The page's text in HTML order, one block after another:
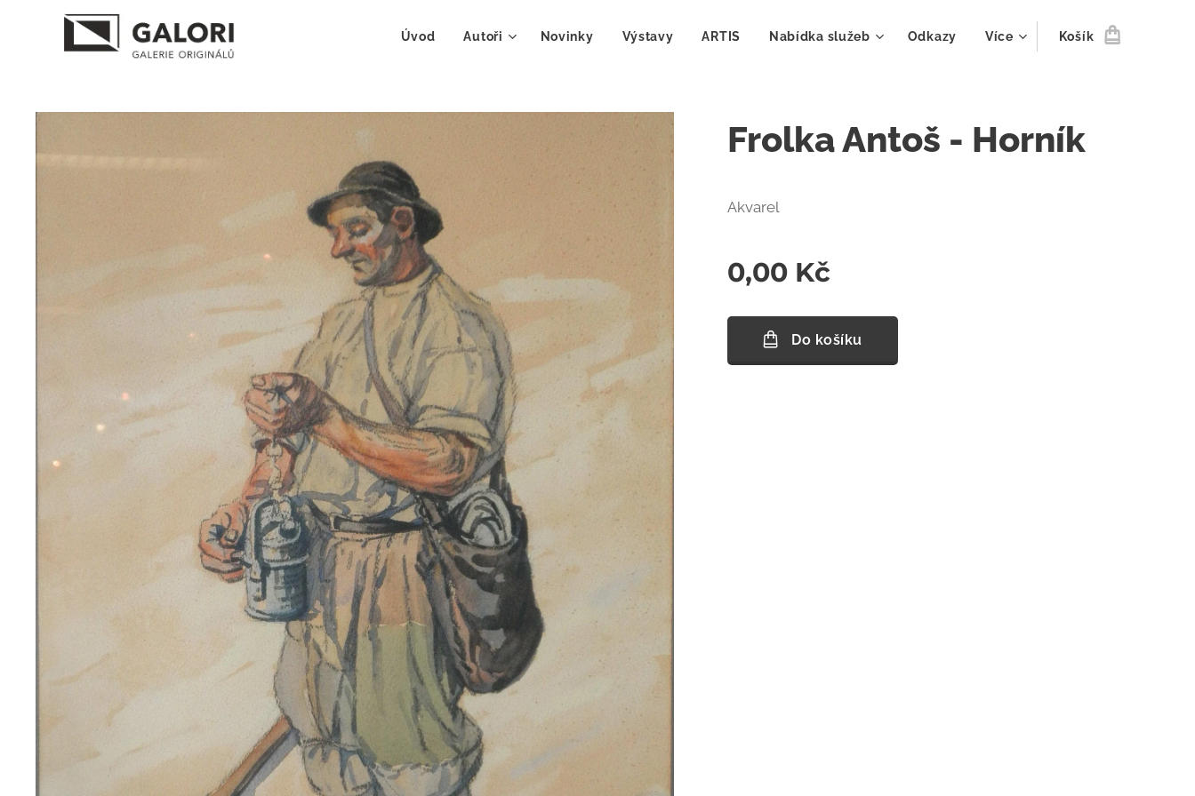
Úvod Autoři Novinky Výstavy ARTIS Nabídka služeb Odkazy Více Košík
Frolka Antoš - Horník
Akvarel
0,00 Kč
Do košíku